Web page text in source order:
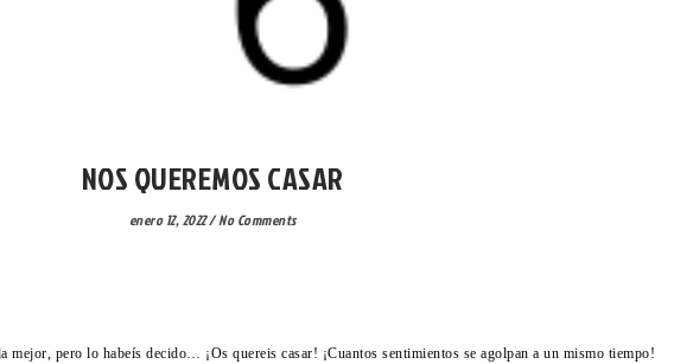
NOS QUEREMOS CASAR
enero 12, 2022/No Comments
mejor, pero lo habeís decido… ¡Os quereis casar! ¡Cuantos sentimientos se agolpan a un mismo tiempo!